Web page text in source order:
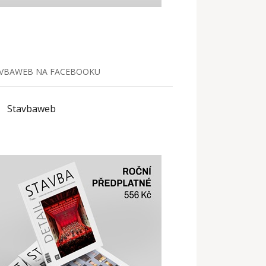
NA FACEBOOKU
Stavbaweb